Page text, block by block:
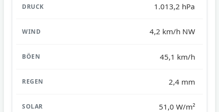
1.013,2 hPa
4,2 km/h NW
45,1 km/h
2,4 mm
51,0 W/m²